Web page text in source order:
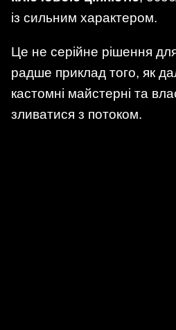
із сильним характером.
Це не серійне рішення
радше приклад того, як
кастомні майстерні та
зливатися з потоком.